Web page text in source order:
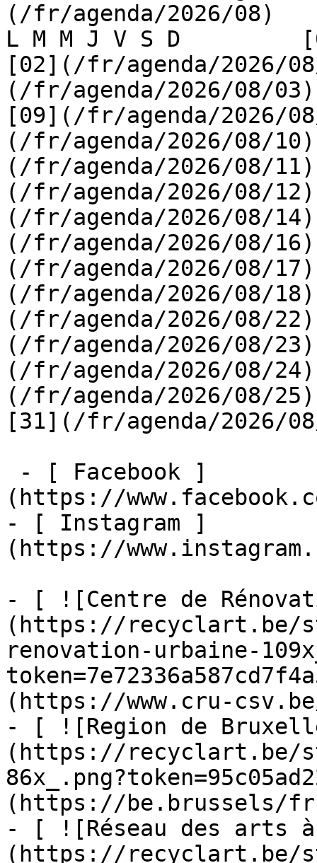
(/fr/agenda/2026/08)
L M M J V S D
[02](/fr/agenda/2026/
(/fr/agenda/2026/08/
[09](/fr/agenda/2026/
(/fr/agenda/2026/08/
(/fr/agenda/2026/08/
(/fr/agenda/2026/08/
(/fr/agenda/2026/08/
(/fr/agenda/2026/08/
(/fr/agenda/2026/08/
(/fr/agenda/2026/08/
(/fr/agenda/2026/08/
(/fr/agenda/2026/08/
(/fr/agenda/2026/08/
(/fr/agenda/2026/08/
[31](/fr/agenda/
(https://
- [ Instagram ]
(https://
- [ ![Centre de
(https://recyclart.be/
renovation-urbaine-
(https://www.cru-
- [ ![Region de
(https://recyclart.be/
(https://be.brussels/
- [ ![Réseau des arts
(https://recyclart.be/